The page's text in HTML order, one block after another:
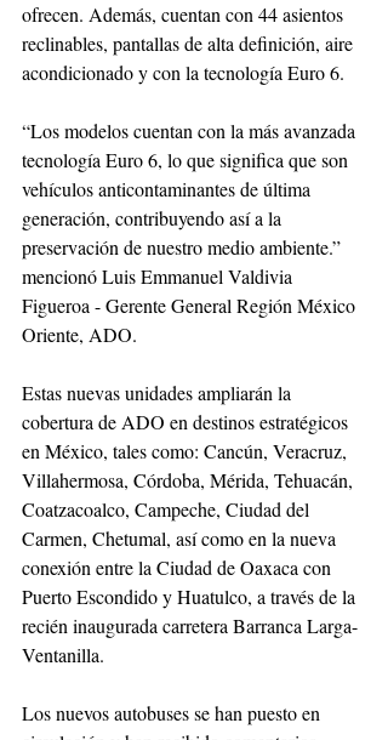
ofrecen. Además, cuentan con 44 asientos
reclinables, pantallas de alta definición, aire
acondicionado y con la tecnología Euro 6.
“Los modelos cuentan con la más avanzada
tecnología Euro 6, lo que significa que son
vehículos anticontaminantes de última
generación, contribuyendo así a la
preservación de nuestro medio ambiente.”
mencionó Luis Emmanuel Valdivia
Figueroa - Gerente General Región México
Oriente, ADO.
Estas nuevas unidades ampliarán la
cobertura de ADO en destinos estratégicos
en México, tales como: Cancún, Veracruz,
Villahermosa, Córdoba, Mérida, Tehuacán,
Coatzacoalco, Campeche, Ciudad del
Carmen, Chetumal, así como en la nueva
conexión entre la Ciudad de Oaxaca con
Puerto Escondido y Huatulco, a través de la
recién inaugurada carretera Barranca Larga-
Ventanilla.
Los nuevos autobuses se han puesto en